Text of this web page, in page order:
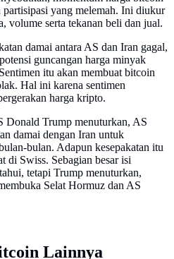
partisipasi yang melemah. Ini diukur
volume serta tekanan beli dan jual.
damai antara AS dan Iran gagal,
guncangan harga minyak
itu akan membuat bitcoin
Hal ini karena sentimen
harga kripto.
Donald Trump menuturkan, AS
damai dengan Iran untuk
bulan. Adapun kesepakatan itu
di Swiss. Sebagian besar isi
tetapi Trump menuturkan,
Selat Hormuz dan AS
Lainnya